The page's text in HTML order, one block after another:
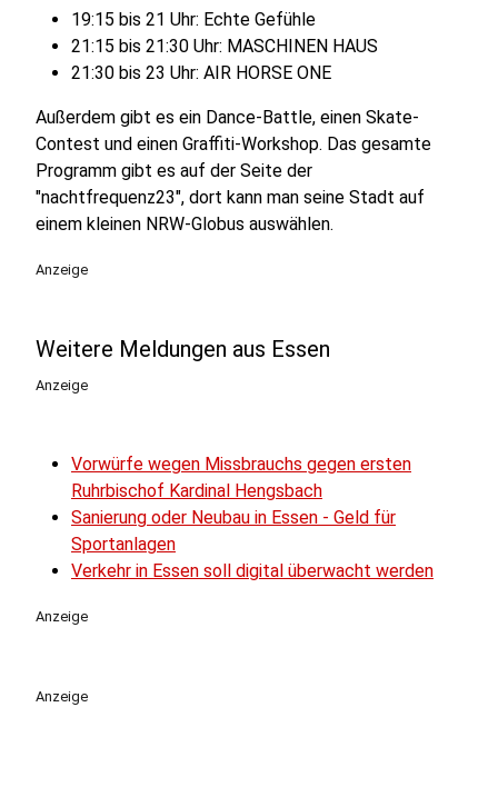
19:15 bis 21 Uhr: Echte Gefühle
21:15 bis 21:30 Uhr: MASCHINEN HAUS
21:30 bis 23 Uhr: AIR HORSE ONE
Außerdem gibt es ein Dance-Battle, einen Skate-
Contest und einen Graffiti-Workshop. Das gesamte
Programm gibt es auf der Seite der
"nachtfrequenz23", dort kann man seine Stadt auf
einem kleinen NRW-Globus auswählen.
Anzeige
Weitere Meldungen aus Essen
Anzeige
Vorwürfe wegen Missbrauchs gegen ersten
Ruhrbischof Kardinal Hengsbach
Sanierung oder Neubau in Essen - Geld für
Sportanlagen
Verkehr in Essen soll digital überwacht werden
Anzeige
Anzeige